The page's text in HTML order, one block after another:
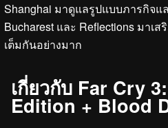
Shanghai มาดูแลรูปแบบภารกิจแ
Bucharest และ Reflections มาเ
เต็มกันอย่างมาก
เกี่ยวกับ Far Cry
Edition + Blood